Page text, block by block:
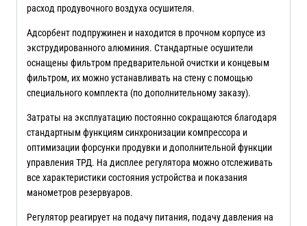
расход продувочного воздуха осушителя.
Адсорбент подпружинен и находится в прочном корпусе из
экструдированного алюминия. Стандартные осушители
оснащены фильтром предварительной очистки и концевым
фильтром, их можно устанавливать на стену с помощью
специального комплекта (по дополнительному заказу).
Затраты на эксплуатацию постоянно сокращаются благодаря
стандартным функциям синхронизации компрессора и
оптимизации форсунки продувки и дополнительной функции
управления ТРД. На дисплее регулятора можно отслеживать
все характеристики состояния устройства и показания
манометров резервуаров.
Регулятор реагирует на подачу питания, подачу давления на